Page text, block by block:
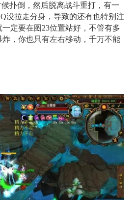
扑倒，然后脱离战斗重打，有一
没拉走分身，导致的还有也特别注
定要在图23位置站好，不管有多
，你也只有左右移动，千万不能